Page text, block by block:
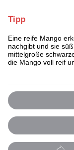
Tipp
Eine reife Mango
nachgibt und sie
mittelgroße
die Mango voll reif